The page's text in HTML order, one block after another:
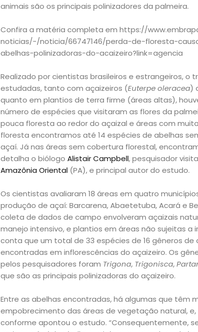
animais são os principais polinizadores da palmeira.
Confira a matéria completa em https://
noticias/-/noticia/66747146/perda-de-floresta-
abelhas-polinizadoras-do-acaizeiro?link=agencia
Realizado por cientistas brasileiros e estrangeiros, o
estudadas, tanto com açaizeiros (Euterpe oleracea)
quanto em plantios de terra firme (áreas altas),
número de espécies que visitaram as flores da
pouca floresta ao redor do açaizal e áreas com
floresta encontramos até 14 espécies de abelhas
açaí. Já nas áreas sem cobertura florestal,
detalha o biólogo Alistair Campbell, pesquisador
Amazônia Oriental(PA), e principal autor do estudo.
Os cientistas avaliaram 18 áreas em quatro
produção de açaí: Barcarena, Abaetetuba, Acará e
coleta de dados de campo envolveram açaizais
manejo intensivo, e plantios em áreas não sujeitas
conta que um total de 33 espécies de 16 gêneros
encontradas em inflorescências do açaizeiro. Os
pelos pesquisadores foram Trigona, Trigonisca,
que são as principais polinizadoras do açaizeiro.
Entre as abelhas encontradas, há algumas que têm
empobrecimento das áreas de vegetação natural,
conforme apontou o estudo. “Consequentemente,